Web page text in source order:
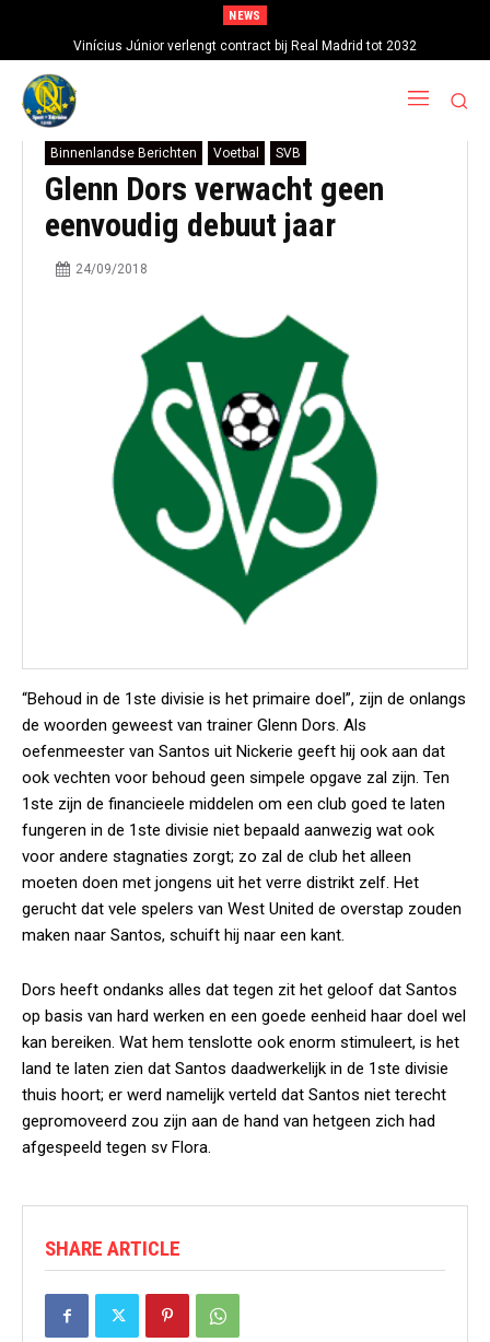
NEWS
Vinícius Júnior verlengt contract bij Real Madrid tot 2032
Binnenlandse Berichten Voetbal SVB
Glenn Dors verwacht geen
eenvoudig debuut jaar
24/09/2018
“Behoud in de 1ste divisie is het primaire doel”, zijn de onlangs
de woorden geweest van trainer Glenn Dors. Als
oefenmeester van Santos uit Nickerie geeft hij ook aan dat
ook vechten voor behoud geen simpele opgave zal zijn. Ten
1ste zijn de financieele middelen om een club goed te laten
fungeren in de 1ste divisie niet bepaald aanwezig wat ook
voor andere stagnaties zorgt; zo zal de club het alleen
moeten doen met jongens uit het verre distrikt zelf. Het
gerucht dat vele spelers van West United de overstap zouden
maken naar Santos, schuift hij naar een kant.
Dors heeft ondanks alles dat tegen zit het geloof dat Santos
op basis van hard werken en een goede eenheid haar doel wel
kan bereiken. Wat hem tenslotte ook enorm stimuleert, is het
land te laten zien dat Santos daadwerkelijk in de 1ste divisie
thuis hoort; er werd namelijk verteld dat Santos niet terecht
gepromoveerd zou zijn aan de hand van hetgeen zich had
afgespeeld tegen sv Flora.
SHARE ARTICLE